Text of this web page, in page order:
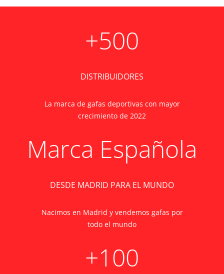
+500
DISTRIBUIDORES
La marca de gafas deportivas con mayor
crecimiento de 2022
Marca Española
DESDE MADRID PARA EL MUNDO
Nacimos en Madrid y vendemos gafas por
todo el mundo
+100